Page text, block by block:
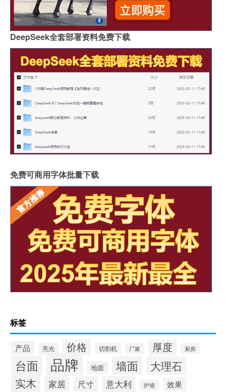
佛山著名岩板市场在哪里
桌子用哑光岩板好吗
郑州品牌岩板批发商
桌面怎么做成岩板墙
岩板背面没有品牌标识吗
怎么分辨岩板和岗石砖
广州岩板生产企业有哪些
圆岩板玄关壁画视频讲解
岩板可以包横梁吗图片
供应硅岩板设备哪家好用
广州进口岩板厂商有哪些
岩板贴墙用啥胶最好
岩板和地板哪个质量好些
影视墙怎么安装岩板灯
成都超薄岩板费用高吗
福建岩板拼接胶品牌排行
湖北现代岩板厂家有几种
整屋岩板装饰墙面好吗
岩板上的坐垫怎么清洁
冠珠陶瓷岩板产品介绍
重庆岩板卫浴多少钱
怎样加工岩板地台砖
瓷砖岩板连纹处理方法
揭阳西班牙岩板哪家好点
陶瓷岩板什么时候上市
微岩板介绍
湖南林肯白岩板茶几
选择岩板还是人造石材
广州岩板地板哪家便宜点
地面贴岩板好吗视频
黑色岩板变色怎样修复
DeepSeek全套部署资料免费下载
免费可商用字体批量下载
标签
产品 亮光 价格 切割机 厂家 厚度 厨房
台面 品牌 地面 墙面
大理石
实木
家居 尺寸 意大利 护墙 效果